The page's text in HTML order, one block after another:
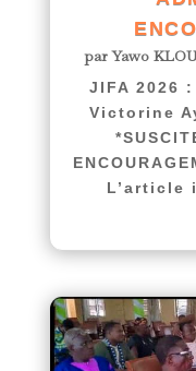
parYawo
JIFA 2026 :
Victorine
L’article